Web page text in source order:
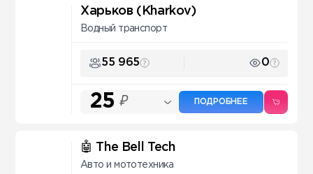
Харьков (Kharkov)
Водный транспорт
55 965 0
25 ₽ ПОДРОБНЕЕ
🤖 The Bell Tech
Авто и мототехника